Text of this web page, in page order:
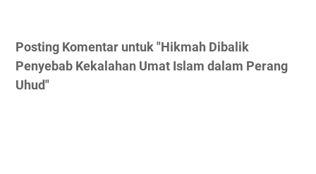
Posting Komentar untuk "Hikmah Dibalik
Penyebab Kekalahan Umat Islam dalam Perang
Uhud"